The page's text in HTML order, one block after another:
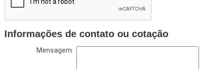
Informações de contato ou cotação
Mensagem: